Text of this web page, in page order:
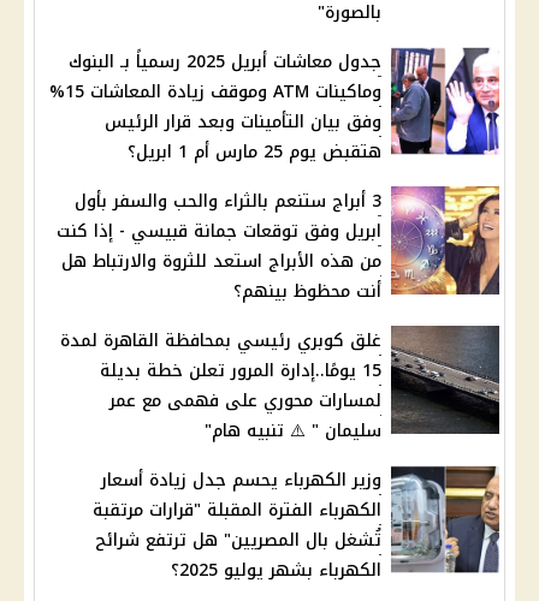
بالصورة"
جدول معاشات أبريل 2025 رسمياً بـ البنوك
وماكينات ATM وموقف زيادة المعاشات 15%
وفق بيان التأمينات وبعد قرار الرئيس
هتقبض يوم 25 مارس أم 1 ابريل؟
3 أبراج ستنعم بالثراء والحب والسفر بأول
ابريل وفق توقعات جمانة قبيسي - إذا كنت
من هذه الأبراج استعد للثروة والارتباط هل
أنت محظوظ بينهم؟
غلق كوبري رئيسي بمحافظة القاهرة لمدة
15 يومًا..إدارة المرور تعلن خطة بديلة
لمسارات محوري على فهمى مع عمر
سليمان " ⚠️ تنبيه هام"
وزير الكهرباء يحسم جدل زيادة أسعار
الكهرباء الفترة المقبلة "قرارات مرتقبة
تُشغل بال المصريين" هل ترتفع شرائح
الكهرباء بشهر يوليو 2025؟